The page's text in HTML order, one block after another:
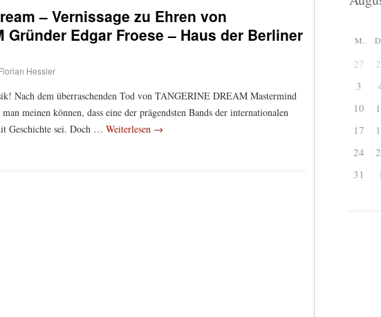
– Vernissage zu Ehren von
Gründer Edgar Froese – Haus der Berliner
Hessler
Nach dem überraschenden Tod von TANGERINE DREAM Mastermind
meinen können, dass eine der prägendsten Bands der internationalen
Geschichte sei. Doch … Weiterlesen →
27
3
10
17
24
31
1